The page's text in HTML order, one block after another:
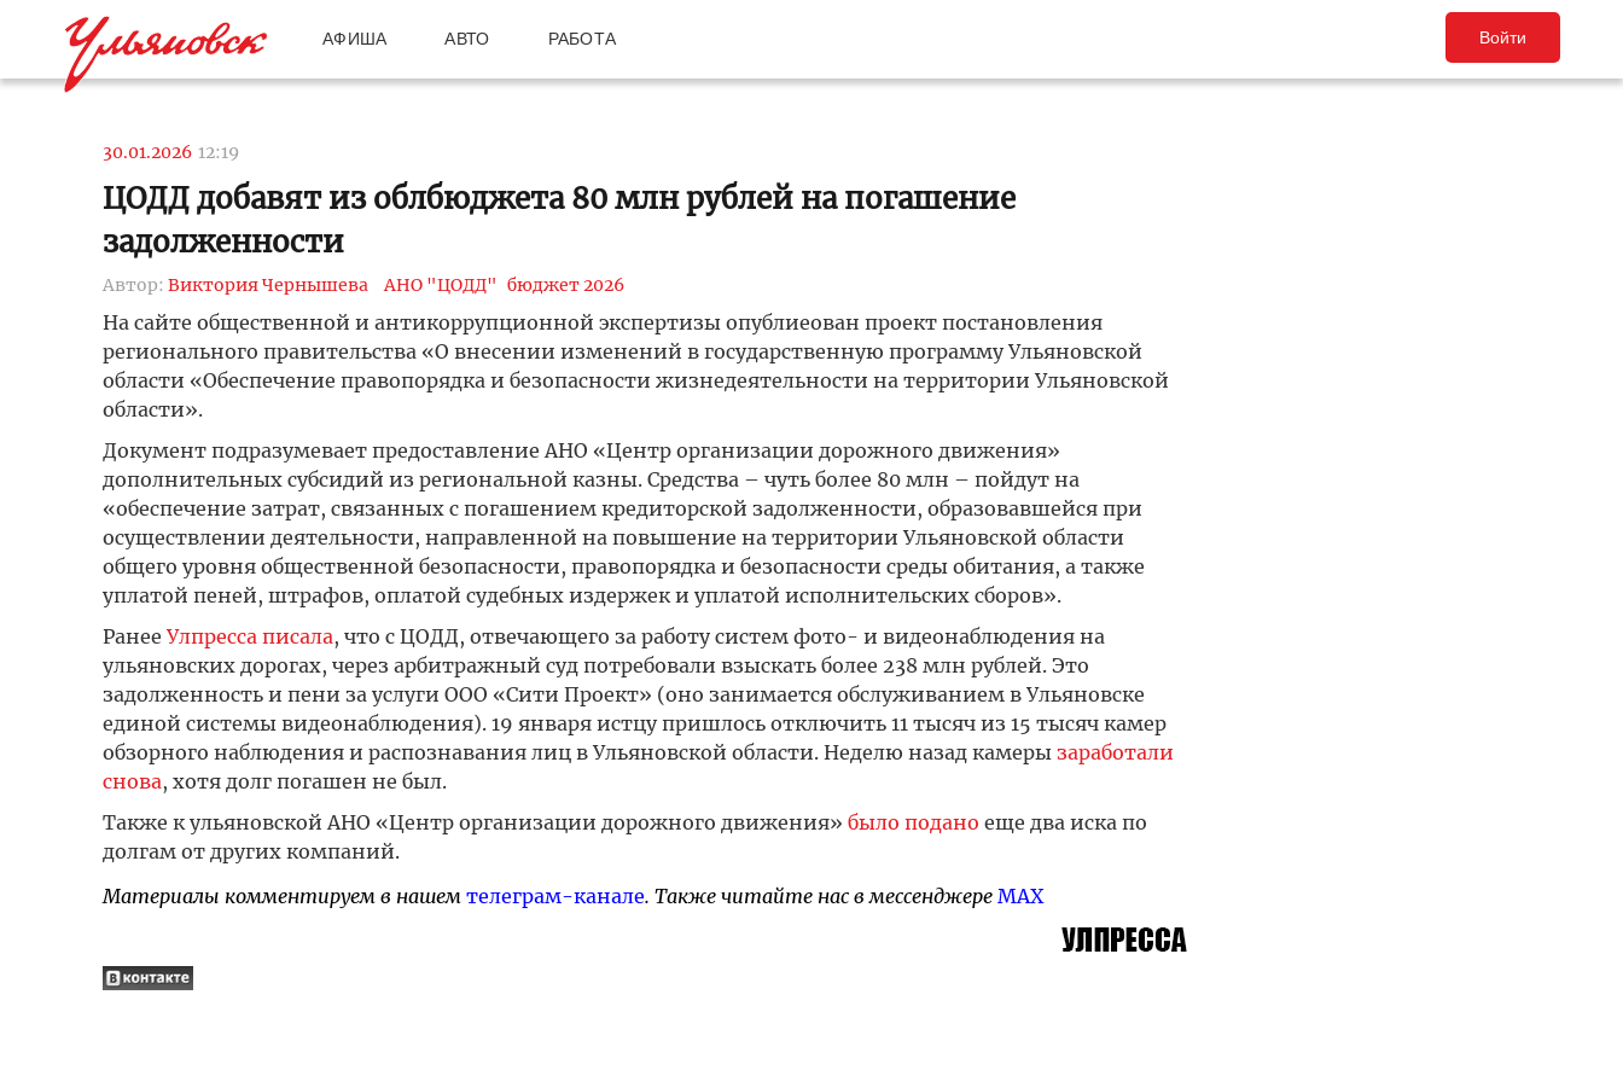
АФИША АВТО РАБОТА Войти
30.01.2026 12:19
ЦОДД добавят из облбюджета 80 млн рублей на погашение
задолженности
Автор: Виктория Чернышева АНО "ЦОДД" бюджет 2026
На сайте общественной и антикоррупционной экспертизы опублиеован проект постановления
регионального правительства «О внесении изменений в государственную программу Ульяновской
области «Обеспечение правопорядка и безопасности жизнедеятельности на территории Ульяновской
области».
Документ подразумевает предоставление АНО «Центр организации дорожного движения»
дополнительных субсидий из региональной казны. Средства – чуть более 80 млн – пойдут на
«обеспечение затрат, связанных с погашением кредиторской задолженности, образовавшейся при
осуществлении деятельности, направленной на повышение на территории Ульяновской области
общего уровня общественной безопасности, правопорядка и безопасности среды обитания, а также
уплатой пеней, штрафов, оплатой судебных издержек и уплатой исполнительских сборов».
Ранее Улпресса писала, что с ЦОДД, отвечающего за работу систем фото- и видеонаблюдения на
ульяновских дорогах, через арбитражный суд потребовали взыскать более 238 млн рублей. Это
задолженность и пени за услуги ООО «Сити Проект» (оно занимается обслуживанием в Ульяновске
единой системы видеонаблюдения). 19 января истцу пришлось отключить 11 тысяч из 15 тысяч камер
обзорного наблюдения и распознавания лиц в Ульяновской области. Неделю назад камеры заработали
снова, хотя долг погашен не был.
Также к ульяновской АНО «Центр организации дорожного движения» было подано еще два иска по
долгам от других компаний.
Материалы комментируем в нашем телеграм-канале. Также читайте нас в мессенджере MAX